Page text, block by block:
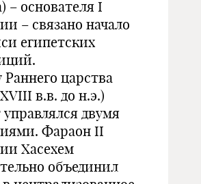
– основателя I
– связано начало
египетских
Раннего царства
в.в. до н.э.)
двумя
Фараон II
Хасехем
объединил